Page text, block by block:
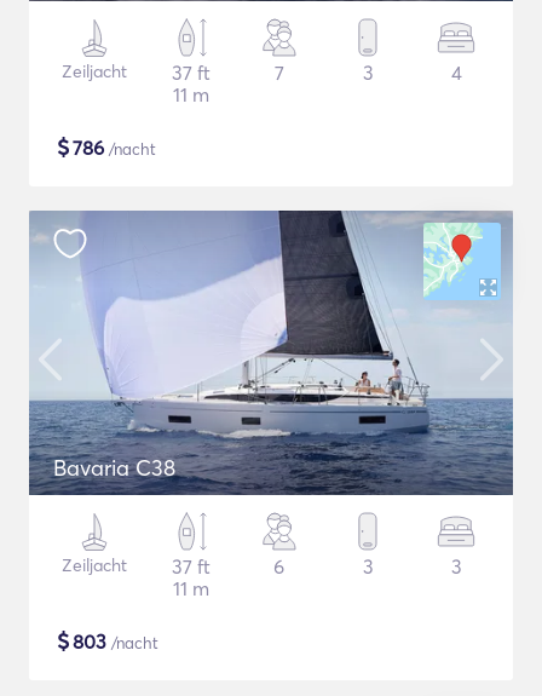
Zeiljacht
37 ft
11 m
7 3 4
$786 /nacht
Bavaria C38
Zeiljacht
37 ft
11 m
6 3 3
$803 /nacht